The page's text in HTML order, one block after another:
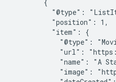
        {
"@type":
          "position": 1,
          "item": {
"@type":
"url":
"name": "A
"image":